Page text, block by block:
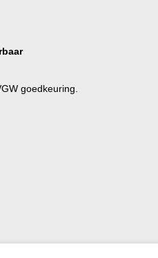
goedkeuring.